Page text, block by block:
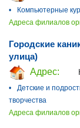
•
Компьютерные
Адреса филиалов
Городские
улица)
Адрес:
•
Детские и
творчества
Адреса филиалов